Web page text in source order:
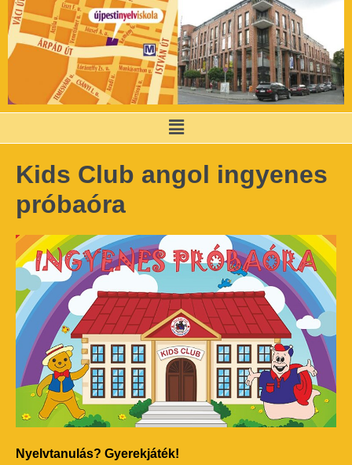
Kids Club angol ingyenes
próbaóra
Nyelvtanulás? Gyerekjáték!